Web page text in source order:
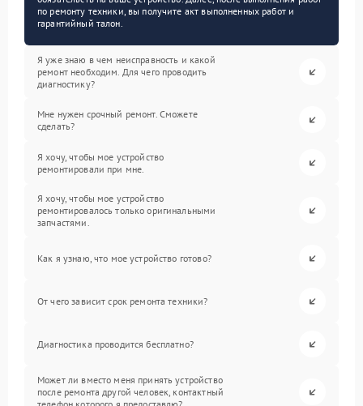
по ремонту техники, вы получите акт выполненных работ и
гарантийный талон.
Я уже знаю в чем неисправность и какой
ремонт необходим. Для чего проводить
диагностику?
Мне нужен срочный ремонт. Сможете
сделать?
Я хочу, чтобы мое устройство
ремонтировали при мне.
Я хочу, чтобы мое устройство
ремонтировалось только оригинальными
запчастями.
Как я узнаю, что мое устройство готово?
От чего зависит срок ремонта техники?
Диагностика проводится бесплатно?
Может ли вместо меня принять устройство
после ремонта другой человек, контактный